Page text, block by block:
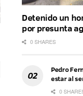
Detenido un
por presunta
0 SHARES
Pedro
estar al
0